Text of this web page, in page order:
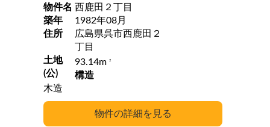
物件名 西鹿田２丁目
築年
1982年08月
住所
広島県呉市西鹿田２
丁目
土地
(公)
93.14m 2
構造
木造